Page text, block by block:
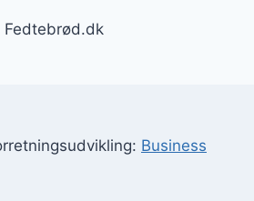
Business